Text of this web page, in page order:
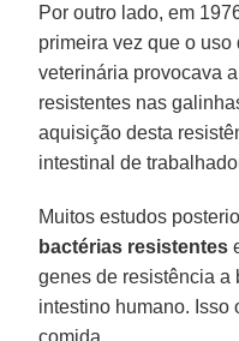
Por outro lado, em
primeira vez que o
veterinária provocava
resistentes nas
aquisição desta
intestinal de
Muitos estudos
bactérias resistentes
genes de resistência a
intestino humano. Isso
comida.